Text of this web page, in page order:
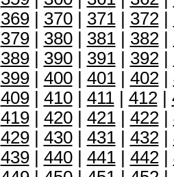
369| 370| 371| 372|
379| 380| 381| 382|
389| 390| 391| 392|
399| 400| 401| 402|
409| 410| 411| 412|
419| 420| 421| 422|
429| 430| 431| 432|
439| 440| 441| 442|